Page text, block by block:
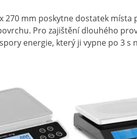
270 mm poskytne dostatek místa
Pro zajištění dlouhého
energie, který ji vypne po 3 s